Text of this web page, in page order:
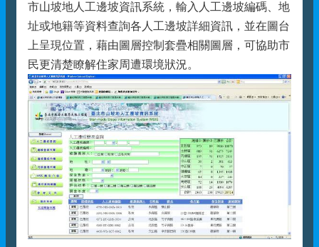
市山坡地人工邊坡資訊系統，輸入人工邊坡編碼、地
址或地籍等資料查詢各人工邊坡詳細資訊，並在圖台
上呈現位置，藉由圖層控制套疊相關圖層，可協助市
民更清楚瞭解住家周遭環境狀況。